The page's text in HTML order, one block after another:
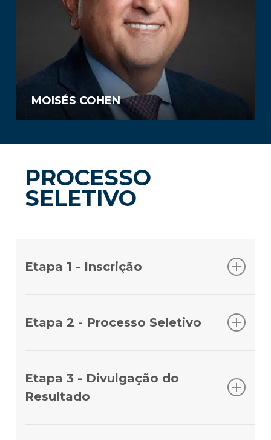
MOISÉS COHEN
PROCESSO
SELETIVO
Etapa 1 - Inscrição
seguida, realize o pagamento da taxa de
inscrição.
Etapa 2 - Processo Seletivo
inscrição, você receberá um e-mail com acesso
ao Portal do Candidato para o preenchimento
de dados pessoais, acadêmicos, profissionais e
Etapa 3 - Divulgação do
Resultado